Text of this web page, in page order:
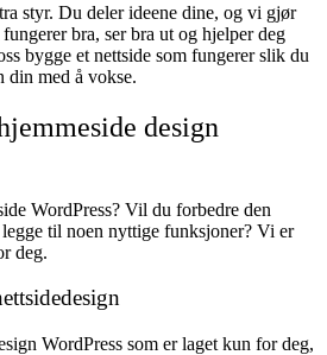
styr. Du deler ideene dine, og vi gjør
bra, ser bra ut og hjelper deg
bygge et nettside som fungerer slik du
din med å vokse.
design
WordPress? Vil du forbedre den
til noen nyttige funksjoner? Vi er
deg.
WordPress som er laget kun for deg,